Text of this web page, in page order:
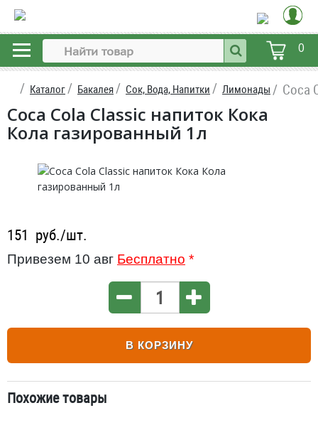
0
Каталог Бакалея Сок, Вода, Напитки Лимонады Coca
Coca Cola Classic напиток Кока
Кола газированный 1л
151 руб./шт.
Привезем 10 авг Бесплатно *
В КОРЗИНУ
Похожие товары